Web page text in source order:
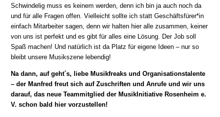
Schwindelig muss es keinem werden, denn ich bin ja auch noch da
und für alle Fragen offen. Vielleicht sollte ich statt Geschäftsfürer*in
einfach Mitarbeiter sagen, denn wir halten hier alle zusammen, keiner
von uns ist perfekt und es gibt für alles eine Lösung. Der Job soll
Spaß machen! Und natürlich ist da Platz für eigene Ideen – nur so
bleibt unsere Musikszene lebendig!
Na dann, auf geht´s, liebe Musikfreaks und Organisationstalente
– der Manfred freut sich auf Zuschriften und Anrufe und wir uns
darauf, das neue Teammitglied der MusikInitiative Rosenheim e.
V. schon bald hier vorzustellen!